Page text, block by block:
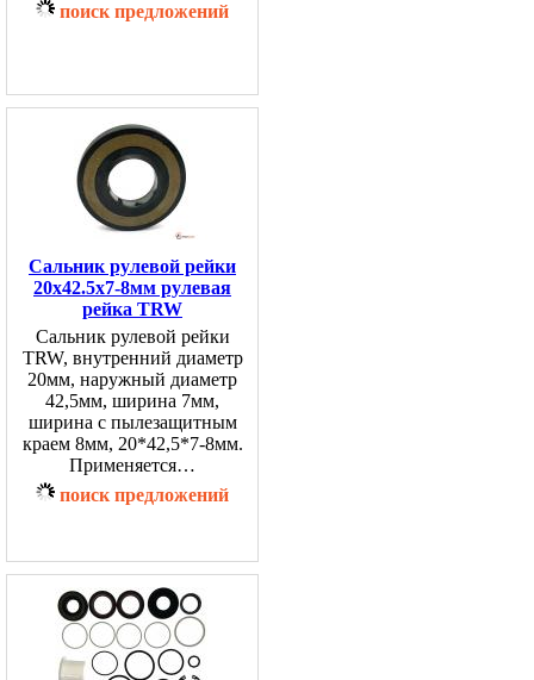
поиск предложений
Сальник рулевой рейки
20x42.5x7-8мм рулевая
рейка TRW
Сальник рулевой рейки
TRW, внутренний диаметр
20мм, наружный диаметр
42,5мм, ширина 7мм,
ширина с пылезащитным
краем 8мм, 20*42,5*7-8мм.
Применяется…
поиск предложений